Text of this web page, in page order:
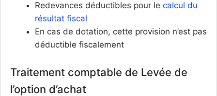
Redevances déductibles pour le calcul du
résultat fiscal
En cas de dotation, cette provision n’est pas
déductible fiscalement
Traitement comptable de Levée de
l’option d’achat